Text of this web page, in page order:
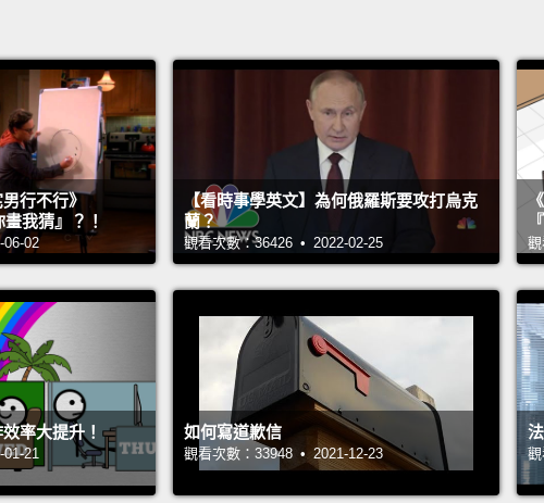
行不行》
我猜』？！
02
【看時事學英文】為何俄羅斯要攻打烏克
蘭？
觀看次數：36426 • 2022-02-25
率大提升！
21
如何寫道歉信
觀看次數：33948 • 2021-12-23